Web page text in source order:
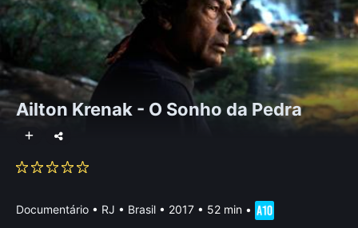
Ailton Krenak - O Sonho da Pedra
Documentário • RJ • Brasil • 2017 • 52 min •